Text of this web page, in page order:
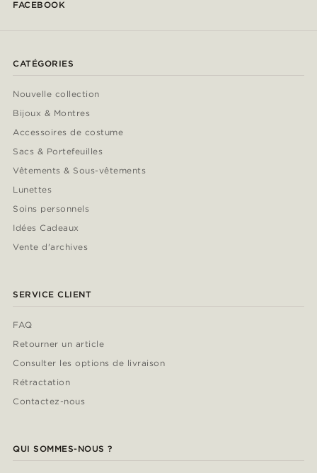
FACEBOOK
CATÉGORIES
Nouvelle collection
Bijoux & Montres
Accessoires de costume
Sacs & Portefeuilles
Vêtements & Sous-vêtements
Lunettes
Soins personnels
Idées Cadeaux
Vente d'archives
SERVICE CLIENT
FAQ
Retourner un article
Consulter les options de livraison
Rétractation
Contactez-nous
QUI SOMMES-NOUS ?